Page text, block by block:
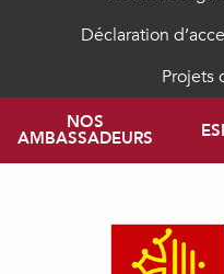
Déclaration
Projets
NOS
AMBASSADEURS